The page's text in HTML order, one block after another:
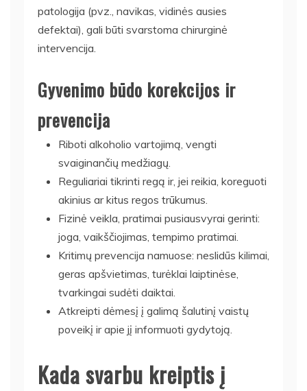
patologija (pvz., navikas, vidinės ausies
defektai), gali būti svarstoma chirurginė
intervencija.
Gyvenimo būdo korekcijos ir
prevencija
Riboti alkoholio vartojimą, vengti
svaiginančių medžiagų.
Reguliariai tikrinti regą ir, jei reikia, koreguoti
akinius ar kitus regos trūkumus.
Fizinė veikla, pratimai pusiausvyrai gerinti:
joga, vaikščiojimas, tempimo pratimai.
Kritimų prevencija namuose: neslidūs kilimai,
geras apšvietimas, turėklai laiptinėse,
tvarkingai sudėti daiktai.
Atkreipti dėmesį į galimą šalutinį vaistų
poveikį ir apie jį informuoti gydytoją.
Kada svarbu kreiptis į